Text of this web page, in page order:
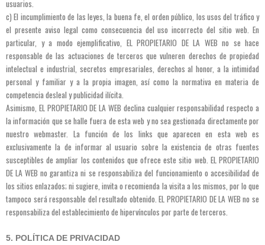
usuarios.
c) El incumplimiento de las leyes, la buena fe, el orden público, los usos del tráfico y
el presente aviso legal como consecuencia del uso incorrecto del sitio web. En
particular, y a modo ejemplificativo, EL PROPIETARIO DE LA WEB no se hace
responsable de las actuaciones de terceros que vulneren derechos de propiedad
intelectual e industrial, secretos empresariales, derechos al honor, a la intimidad
personal y familiar y a la propia imagen, así como la normativa en materia de
competencia desleal y publicidad ilícita.
Asimismo, EL PROPIETARIO DE LA WEB declina cualquier responsabilidad respecto a
la información que se halle fuera de esta web y no sea gestionada directamente por
nuestro webmaster. La función de los links que aparecen en esta web es
exclusivamente la de informar al usuario sobre la existencia de otras fuentes
susceptibles de ampliar los contenidos que ofrece este sitio web. EL PROPIETARIO
DE LA WEB no garantiza ni se responsabiliza del funcionamiento o accesibilidad de
los sitios enlazados; ni sugiere, invita o recomienda la visita a los mismos, por lo que
tampoco será responsable del resultado obtenido. EL PROPIETARIO DE LA WEB no se
responsabiliza del establecimiento de hipervínculos por parte de terceros.
5. POLÍTICA DE PRIVACIDAD